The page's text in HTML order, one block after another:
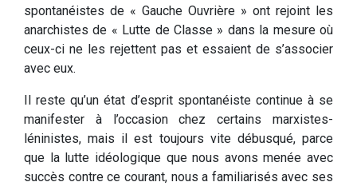
spontanéistes de « Gauche Ouvrière » ont rejoint les
anarchistes de « Lutte de Classe » dans la mesure où
ceux-ci ne les rejettent pas et essaient de s’associer
avec eux.
Il reste qu’un état d’esprit spontanéiste continue à se
manifester à l’occasion chez certains marxistes-
léninistes, mais il est toujours vite débusqué, parce
que la lutte idéologique que nous avons menée avec
succès contre ce courant, nous a familiarisés avec ses